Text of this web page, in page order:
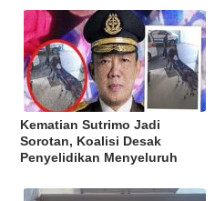
Kematian Sutrimo Jadi
Sorotan, Koalisi Desak
Penyelidikan Menyeluruh